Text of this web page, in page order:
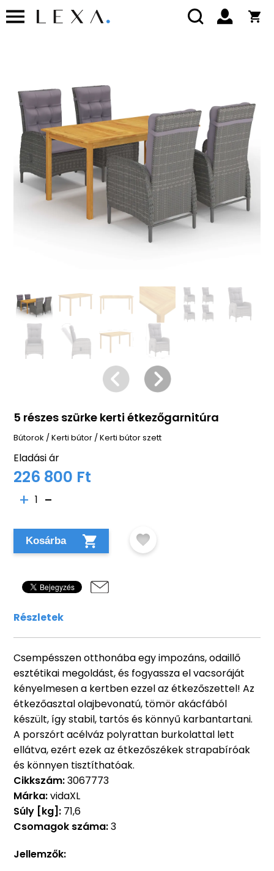
5 részes szürke kerti étkezőgarnitúra
Bútorok /Kerti bútor /Kerti bútor szett
Eladási ár
226 800 Ft
1
Kosárba
Részletek
Csempésszen otthonába egy impozáns, odaillő
esztétikai megoldást, és fogyassza el vacsoráját
kényelmesen a kertben ezzel az étkezőszettel! Az
étkezőasztal olajbevonatú, tömör akácfából
készült, így stabil, tartós és könnyű karbantartani.
A porszórt acélváz polyrattan burkolattal lett
ellátva, ezért ezek az étkezőszékek strapabíróak
és könnyen tisztíthatóak.
Cikkszám:3067773
Márka:vidaXL
Súly [kg]: 71,6
Csomagok száma:3
Jellemzők: